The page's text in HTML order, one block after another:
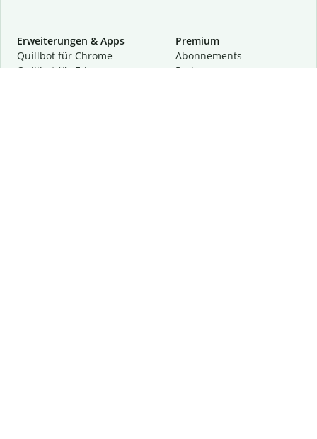
Erweiterungen & Apps
Quillbot für Chrome
Quillbot für Edge
Premium
Abon­ne­ments
Preise